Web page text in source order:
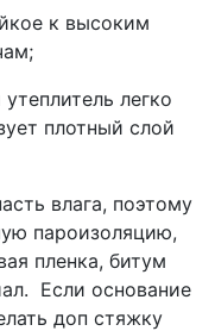
к высоким
легко
плотный слой
влага, поэтому
пароизоляцию,
пленка, битум
Если основание
доп стяжку